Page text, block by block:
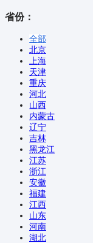
省份：
全部
北京
上海
天津
重庆
河北
山西
内蒙古
辽宁
吉林
黑龙江
江苏
浙江
安徽
福建
江西
山东
河南
湖北